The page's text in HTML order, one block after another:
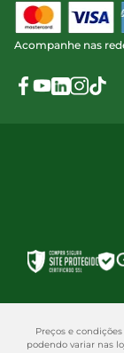
Acompanhe nas
Preços e
podendo variar nas